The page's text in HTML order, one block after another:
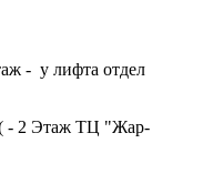
- у лифта отдел
- 2 Этаж ТЦ "Жар-